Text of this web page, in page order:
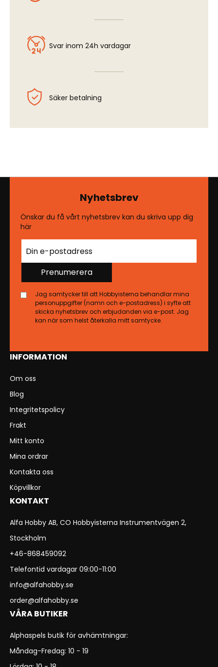
Svar inom 24h vardagar
Säker betalning
INFORMATION
Om oss
Blog
Integritetspolicy
Frakt
Mitt konto
Mina ordrar
Kontakta oss
Köpvillkor
KONTAKT
Alfa Hobby AB, CO Hobbyisterna Instrumentvägen 2,
Stockholm
+46-868459092
Telefontid vardagar 09:00-11:00
info@alfahobby.se
order@alfahobby.se
VÅRA BUTIKER
Alphaspels butik för avhämtningar:
Måndag-Fredag: 10 - 19
Nyhetsbrev
Önskar du få vårt nyhetsbrev kan du skriva upp dig
här
Prenumerera
Jag samtycker till att Hobbyisterna behandlar mina
personuppgifter (namn och e-postadress) i syfte att
skicka nyhetsbrev och erbjudanden via e-post. Jag
kan när som helst återkalla mitt samtycke.